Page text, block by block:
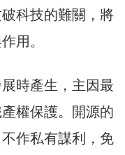
科技的難關，將
用。
時產生，主因最
權保護。開源的
作私有謀利，免